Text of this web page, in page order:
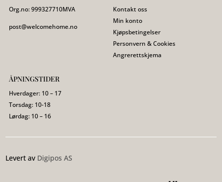
Org.no:999327710MVA
post@welcomehome.no
Kontakt oss
Min konto
Kjøpsbetingelser
Personvern & Cookies
Angrerettskjema
ÅPNINGSTIDER
Hverdager: 10 – 17
Torsdag: 10-18
Lørdag: 10 – 16
Levert av Digipos AS